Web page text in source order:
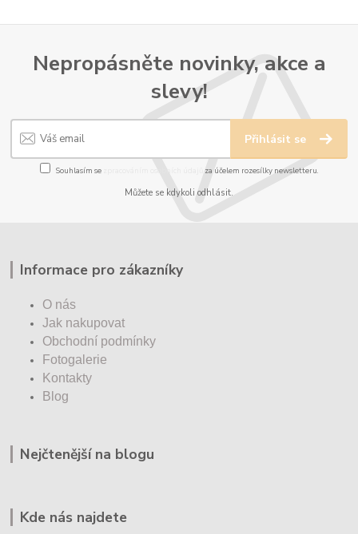
Nepropásněte novinky, akce a
slevy!
Přihlásit se
Souhlasím se za účelem rozesílky newsletteru.
Můžete se kdykoli odhlásit.
Informace pro zákazníky
O nás
Jak nakupovat
Obchodní podmínky
Fotogalerie
Kontakty
Blog
Nejčtenější na blogu
Kde nás najdete